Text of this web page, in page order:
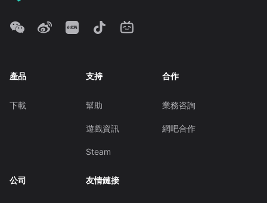
產品
下載
支持
幫助
遊戲資訊
Steam
合作
業務咨詢
網吧合作
公司 友情鏈接